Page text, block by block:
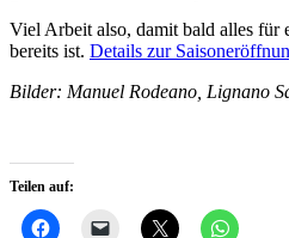
Viel Arbeit also, damit bald alles für
bereits ist. Details zur
Bilder: Manuel Rodeano, Lignano
Teilen auf: